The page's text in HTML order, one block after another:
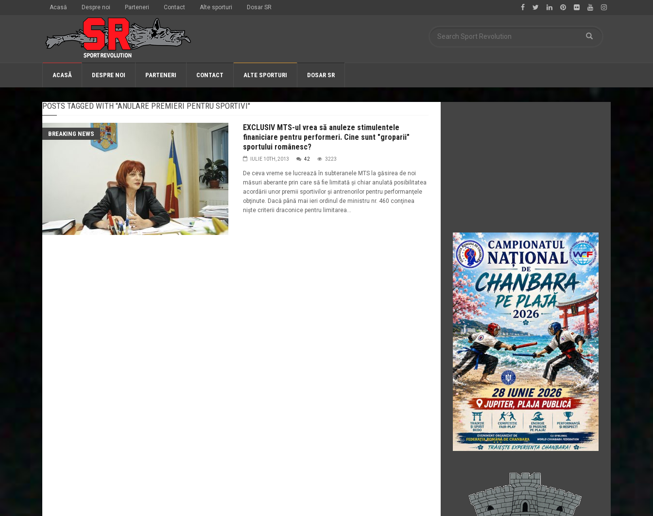
Acasă Despre noi Parteneri Contact Alte sporturi Dosar SR
ACASĂ DESPRE NOI PARTENERI CONTACT ALTE SPORTURI DOSAR SR
POSTS TAGGED WITH "ANULARE PREMIERI PENTRU SPORTIVI"
BREAKING NEWS
EXCLUSIV MTS-ul vrea să anuleze stimulentele
finaniciare pentru performeri. Cine sunt "groparii"
sportului românesc?
IULIE 10TH, 2013 42 3223
De ceva vreme se lucrează în subteranele MTS la găsirea de noi
măsuri aberante prin care să fie limitată şi chiar anulată posibilitatea
acordării unor premii sportivilor şi antrenorilor pentru performanţele
obţinute. Dacă până mai ieri ordinul de ministru nr. 460 conţinea
nişte criterii draconice pentru limitarea...